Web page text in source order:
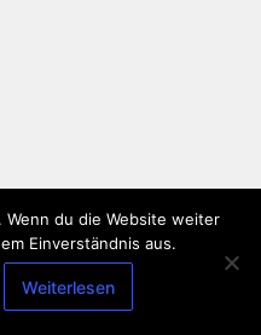
Wenn du die Website weiter
Einverständnis aus.
Weiterlesen